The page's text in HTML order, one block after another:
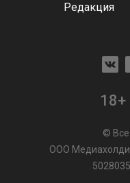
Редакция
18+
©
ООО